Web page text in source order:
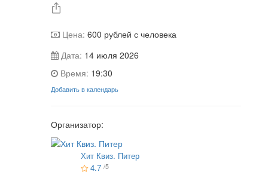
Цена: 600 рублей с человека
Дата: 14 июля 2026
Время: 19:30
Добавить в календарь
Организатор:
Хит Квиз. Питер
4.7 /5